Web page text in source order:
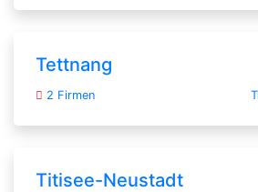
Tettnang
2 Firmen
Titisee-Neustadt